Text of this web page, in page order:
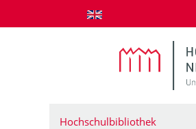
zum Inhalt springen
Hochschulbibliothek